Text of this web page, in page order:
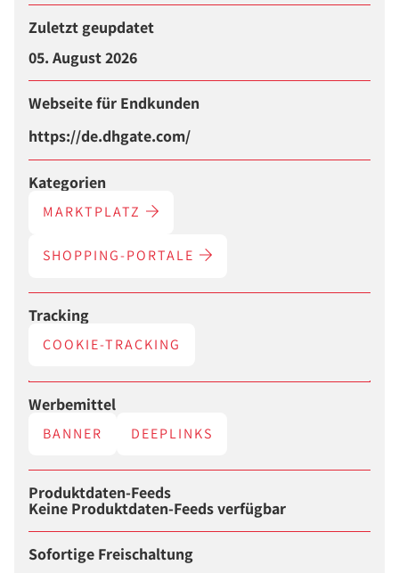
Zuletzt geupdatet
05. August 2026
Webseite für Endkunden
https://de.dhgate.com/
Kategorien
MARKTPLATZ
SHOPPING-PORTALE
Tracking
COOKIE-TRACKING
Werbemittel
BANNER DEEPLINKS
Produktdaten-Feeds
Keine Produktdaten-Feeds verfügbar
Sofortige Freischaltung